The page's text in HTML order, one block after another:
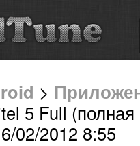
>
5 Full
02/2012 8:55